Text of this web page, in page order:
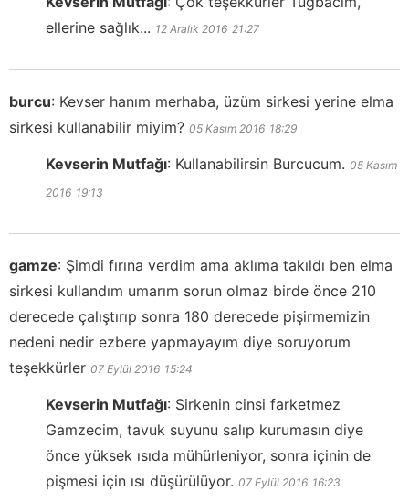
ellerine sağlık... 12 Aralık 2016 21:27
burcu: Kevser hanım merhaba, üzüm sirkesi yerine elma
sirkesi kullanabilir miyim? 05 Kasım 2016 18:29
Kevserin Mutfağı: Kullanabilirsin Burcucum. 05 Kasım
2016 19:13
gamze: Şimdi fırına verdim ama aklıma takıldı ben elma
sirkesi kullandım umarım sorun olmaz birde önce 210
derecede çalıştırıp sonra 180 derecede pişirmemizin
nedeni nedir ezbere yapmayayım diye soruyorum
teşekkürler 07 Eylül 2016 15:24
Kevserin Mutfağı: Sirkenin cinsi farketmez
Gamzecim, tavuk suyunu salıp kurumasın diye
önce yüksek ısıda mühürleniyor, sonra içinin de
pişmesi için ısı düşürülüyor. 07 Eylül 2016 16:23